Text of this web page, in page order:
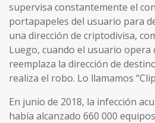
supervisa constantemente el
portapapeles del usuario para
una dirección de criptodivisa,
Luego, cuando el usuario opera
reemplaza la dirección de
realiza el robo. Lo llamamos
En junio de 2018, la infección
había alcanzado 660 000